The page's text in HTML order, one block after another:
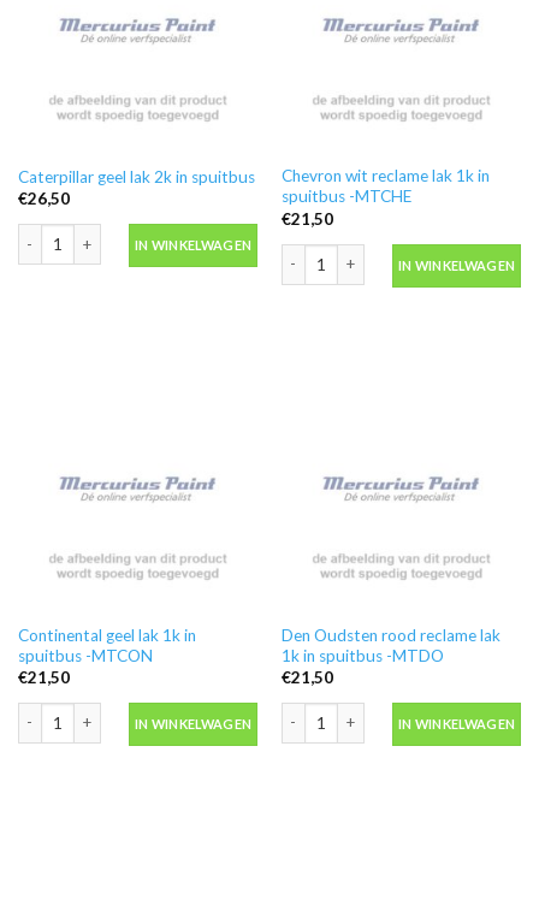
Caterpillar geel lak 2k in spuitbus
€26,50
Caterpillar geel lak 2k in spuitbus aantal
IN WINKELWAGEN
Chevron wit reclame lak 1k in
spuitbus -MTCHE
€21,50
IN WINKELWAGEN
Continental geel lak 1k in
spuitbus -MTCON
€21,50
IN WINKELWAGEN
Den Oudsten rood reclame lak
1k in spuitbus -MTDO
€21,50
IN WINKELWAGEN